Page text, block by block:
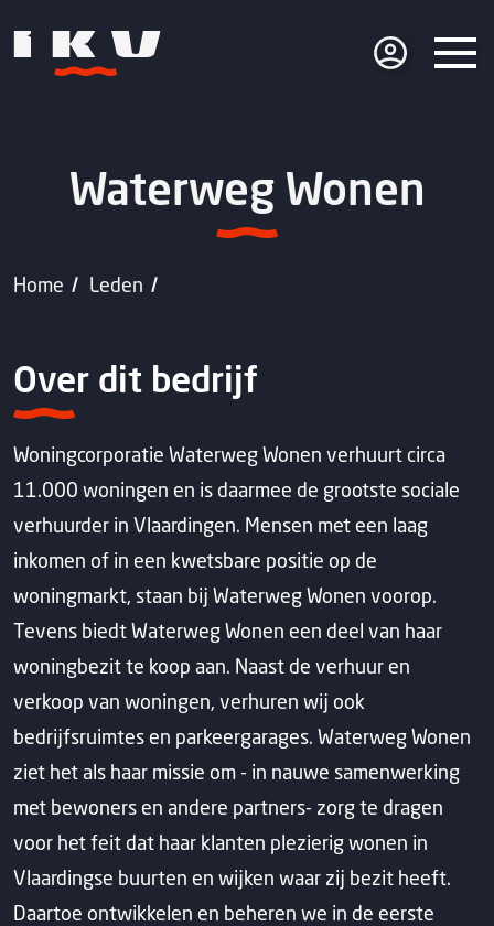
Waterweg Wonen
Home Leden
Over dit bedrijf
Woningcorporatie Waterweg Wonen verhuurt circa
11.000 woningen en is daarmee de grootste sociale
verhuurder in Vlaardingen. Mensen met een laag
inkomen of in een kwetsbare positie op de
woningmarkt, staan bij Waterweg Wonen voorop.
Tevens biedt Waterweg Wonen een deel van haar
woningbezit te koop aan. Naast de verhuur en
verkoop van woningen, verhuren wij ook
bedrijfsruimtes en parkeergarages. Waterweg Wonen
ziet het als haar missie om - in nauwe samenwerking
met bewoners en andere partners- zorg te dragen
voor het feit dat haar klanten plezierig wonen in
Vlaardingse buurten en wijken waar zij bezit heeft.
Daartoe ontwikkelen en beheren we in de eerste